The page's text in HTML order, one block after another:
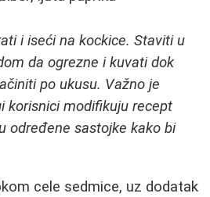
i iseći na kockice. Staviti u
da ogrezne i kuvati dok
po ukusu. Važno je
korisnici modifikuju recept
određene sastojke kako bi
cele sedmice, uz dodatak